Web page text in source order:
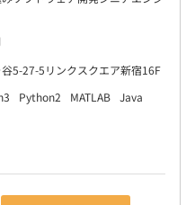
5-27-5リンクスクエア新宿16F
Python2 MATLAB Java